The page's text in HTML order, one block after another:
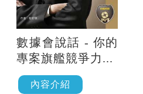
數據會說話 - 你的
專案旗艦競爭力...
內容介紹